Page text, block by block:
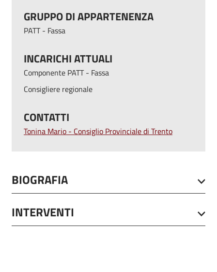
GRUPPO DI APPARTENENZA
PATT - Fassa
INCARICHI ATTUALI
Componente PATT - Fassa
Consigliere regionale
CONTATTI
Tonina Mario - Consiglio Provinciale di Trento
BIOGRAFIA
INTERVENTI